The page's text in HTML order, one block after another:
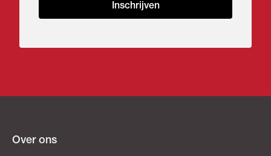
Inschrijven
Over ons